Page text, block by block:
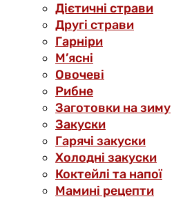
Дієтичні страви
Другі страви
Гарніри
М’ясні
Овочеві
Рибне
Заготовки на зиму
Закуски
Гарячі закуски
Холодні закуски
Коктейлі та напої
Мамині рецепти